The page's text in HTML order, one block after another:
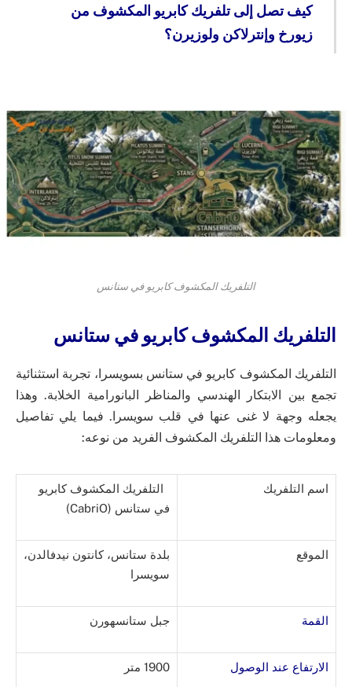
كيف تصل إلى تلفريك كابريو المكشوف من
زيورخ وإنترلاكن ولوزيرن؟
التلفريك المكشوف كابريو في ستانس
التلفريك المكشوف كابريو في ستانس
التلفريك المكشوف كابريو في ستانس بسويسرا، تجربة استثنائية
تجمع بين الابتكار الهندسي والمناظر البانورامية الخلابة. وهذا
يجعله وجهة لا غنى عنها في قلب سويسرا. فيما يلي تفاصيل
ومعلومات هذا التلفريك المكشوف الفريد من نوعه:
اسم التلفريك
التلفريك المكشوف كابريو
في ستانس (CabriO)
الموقع
بلدة ستانس، كانتون نيدفالدن،
سويسرا
القمة جبل ستانسهورن
الارتفاع عند الوصول 1900 متر